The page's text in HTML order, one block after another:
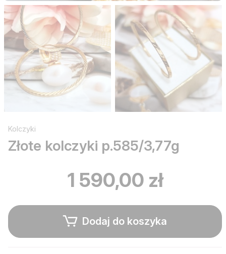
Kolczyki
Złote kolczyki p.585/3,77g
1 590,00 zł
Dodaj do koszyka